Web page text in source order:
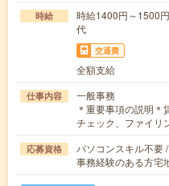
時給
時給1400円～1500
代
交通費
全額支給
仕事内容
一般事務
＊重要事項の説明
チェック、ファイリ
応募資格
パソコンスキル不要
事務経験のある方宅